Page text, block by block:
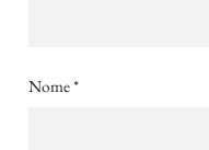
Nome*